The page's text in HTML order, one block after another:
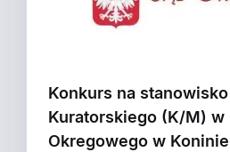
Konkurs na
Kuratorskiego (K/M) w
Okregowego w Koninie